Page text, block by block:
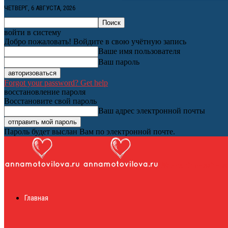
ЧЕТВЕРГ, 6 АВГУСТА, 2026
войти в систему
Добро пожаловать! Войдите в свою учётную запись
Ваше имя пользователя
Ваш пароль
Forgot your password? Get help
восстановление пароля
Восстановите свой пароль
Ваш адрес электронной почты
Пароль будет выслан Вам по электронной почте.
Главная